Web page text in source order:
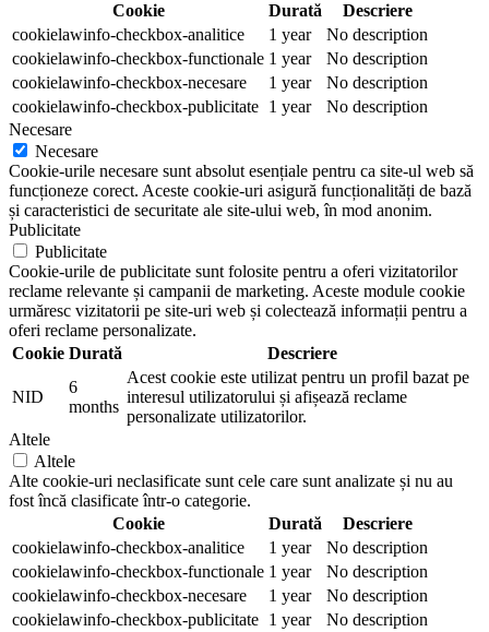
Cookie
Durată
Descriere
cookielawinfo-checkbox-analitice
1 year
No description
cookielawinfo-checkbox-functionale 1 year
No description
cookielawinfo-checkbox-necesare
1 year
No description
cookielawinfo-checkbox-publicitate 1 year
No description
Necesare
Necesare
Cookie-urile necesare sunt absolut esențiale pentru ca site-ul web să
funcționeze corect. Aceste cookie-uri asigură funcționalități de bază
și caracteristici de securitate ale site-ului web, în mod anonim.
Publicitate
Publicitate
Cookie-urile de publicitate sunt folosite pentru a oferi vizitatorilor
reclame relevante și campanii de marketing. Aceste module cookie
urmăresc vizitatorii pe site-uri web și colectează informații pentru a
oferi reclame personalizate.
Cookie Durată Descriere
NID
6
months
Acest cookie este utilizat pentru un profil bazat pe
interesul utilizatorului și afișează reclame
personalizate utilizatorilor.
Altele
Altele
Alte cookie-uri neclasificate sunt cele care sunt analizate și nu au
fost încă clasificate într-o categorie.
Cookie
Durată
Descriere
cookielawinfo-checkbox-analitice
1 year
No description
cookielawinfo-checkbox-functionale 1 year
No description
cookielawinfo-checkbox-necesare
1 year
No description
cookielawinfo-checkbox-publicitate 1 year
No description